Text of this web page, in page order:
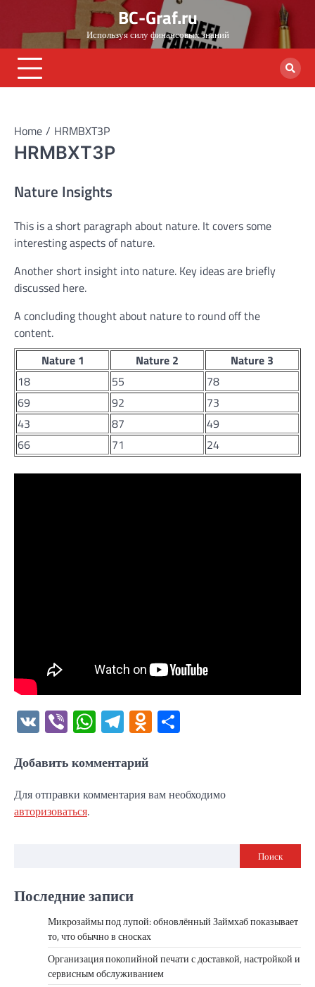
content
BC-Graf.ru
Используя силу финансовых знаний
Home HRMBXT3P
HRMBXT3P
Nature Insights
This is a short paragraph about nature. It covers some
interesting aspects of nature.
Another short insight into nature. Key ideas are briefly
discussed here.
A concluding thought about nature to round off the
content.
Nature 1
Nature 2
Nature 3
18
55
78
69
92
73
43
87
49
66
71 24
VK ViberWhatsApp
Telegram
Odnoklassniki
Добавить комментарий
Для отправки комментария вам необходимо
авторизоваться.
Поиск
Последние записи
Микрозаймы под лупой: обновлённый Займхаб показывает
то, что обычно в сносках
Организация покопийной печати с доставкой, настройкой и
сервисным обслуживанием